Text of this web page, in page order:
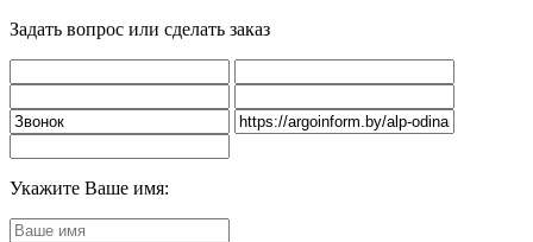
Задать вопрос или сделать заказ
Укажите Ваше имя: